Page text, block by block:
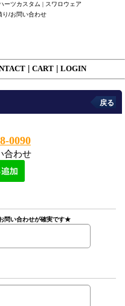
ーツカスタム | スワロウェア
り/お問い合わせ
CART LOGIN
戻る
0090
合わせ
問い合わせが確実です★